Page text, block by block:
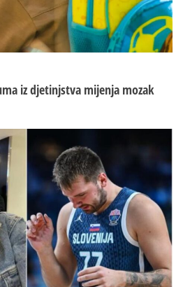
iz d‌jetinjstva mijenja mozak